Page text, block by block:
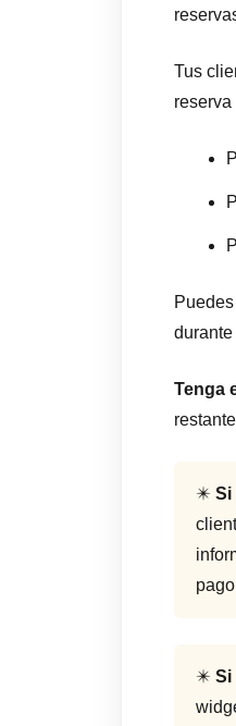
Tus
Tenga
✴️ Si
pago
✴️ Si